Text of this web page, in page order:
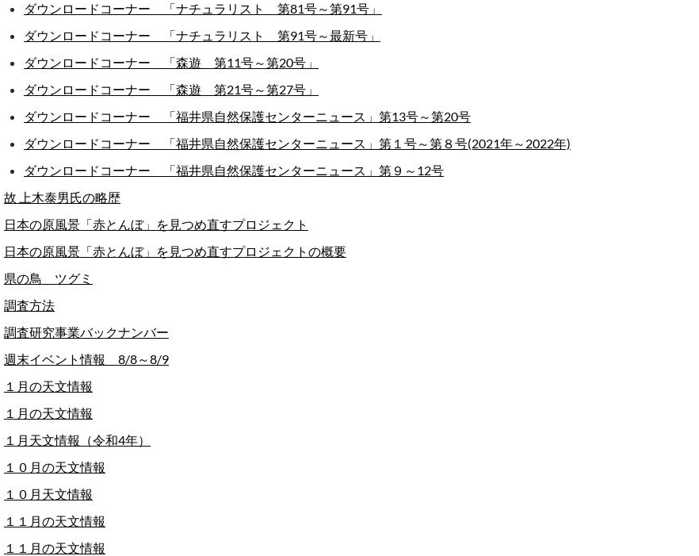
ダウンロードコーナー 「ナチュラリスト 第81号～第91号」
ダウンロードコーナー 「ナチュラリスト 第91号～最新号」
ダウンロードコーナー 「森遊 第11号～第20号」
ダウンロードコーナー 「森遊 第21号～第27号」
ダウンロードコーナー 「福井県自然保護センターニュース」第13号～第20号
ダウンロードコーナー 「福井県自然保護センターニュース」第１号～第８号(2021年～2022年)
ダウンロードコーナー 「福井県自然保護センターニュース」第９～12号
故 上木泰男氏の略歴
日本の原風景「赤とんぼ」を見つめ直すプロジェクト
日本の原風景「赤とんぼ」を見つめ直すプロジェクトの概要
県の鳥 ツグミ
調査方法
調査研究事業バックナンバー
週末イベント情報 8/8～8/9
１月の天文情報
１月の天文情報
１月天文情報（令和4年）
１０月の天文情報
１０月天文情報
１１月の天文情報
１１月の天文情報